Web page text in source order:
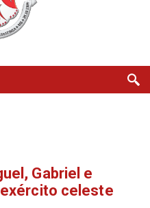
Gabriel e
celeste